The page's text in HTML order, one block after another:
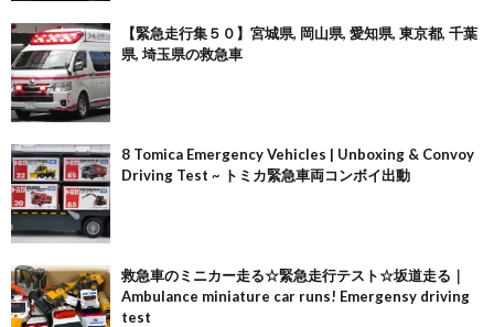
【緊急走行集５０】宮城県, 岡山県, 愛知県, 東京都, 千葉
県, 埼玉県の救急車
8 Tomica Emergency Vehicles | Unboxing & Convoy
Driving Test ~ トミカ緊急車両コンボイ出動
救急車のミニカー走る☆緊急走行テスト☆坂道走る｜
Ambulance miniature car runs! Emergensy driving
test